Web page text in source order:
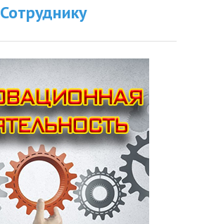
Сотруднику